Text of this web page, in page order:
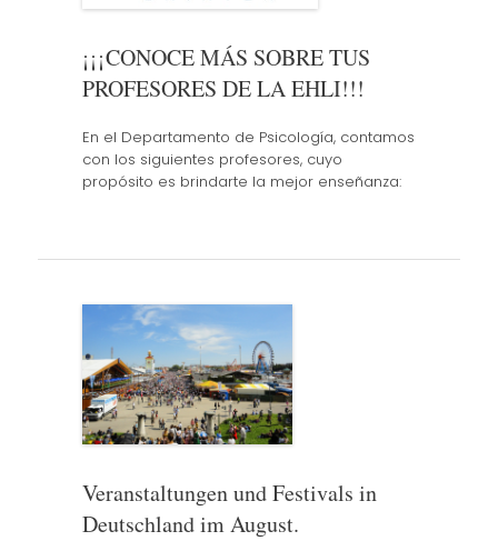
¡¡¡CONOCE MÁS SOBRE TUS
PROFESORES DE LA EHLI!!!
En el Departamento de Psicología, contamos
con los siguientes profesores, cuyo
propósito es brindarte la mejor enseñanza:
Veranstaltungen und Festivals in
Deutschland im August.